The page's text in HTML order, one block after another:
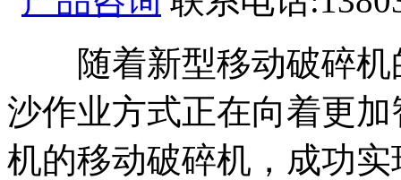
随着新型移动破碎
沙作业方式正在向着更
机的移动破碎机，成功